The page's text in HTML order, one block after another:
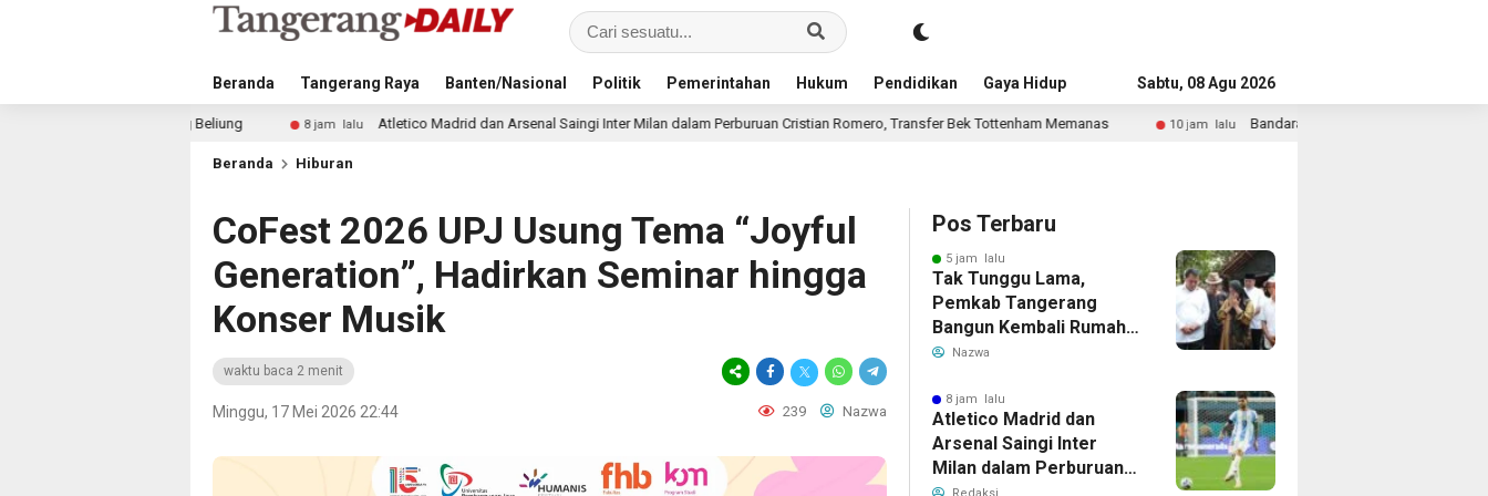
Beranda Tangerang Raya Banten/Nasional Politik Pemerintahan Hukum Pendidikan Gaya Hidup AdvertorialSabtu, 08 Agu 2026
Atletico Madrid dan Arsenal Saingi Inter Milan dalam Perburuan Cristian Romero, Transfer Bek Tottenham Memanas 10 jam lalu Bandara Husein Sastranegara Kembali Layani Pesawat Jet
Beranda Hiburan
CoFest 2026 UPJ Usung Tema “Joyful
Generation”, Hadirkan Seminar hingga
Konser Musik
waktu baca 2 menit
Minggu, 17 Mei 2026 22:44 239 Nazwa
Pos Terbaru
5 jam lalu
Tak Tunggu Lama,
Pemkab Tangerang
Bangun Kembali Rumah
Warga yang Roboh
Nazwa
8 jam lalu
Atletico Madrid dan
Arsenal Saingi Inter
Milan dalam Perburuan